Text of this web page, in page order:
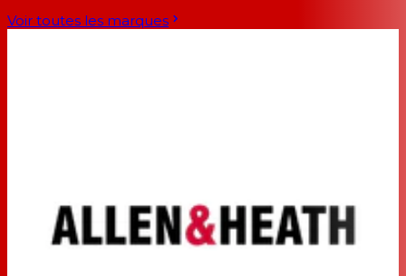
Voir toutes les marques